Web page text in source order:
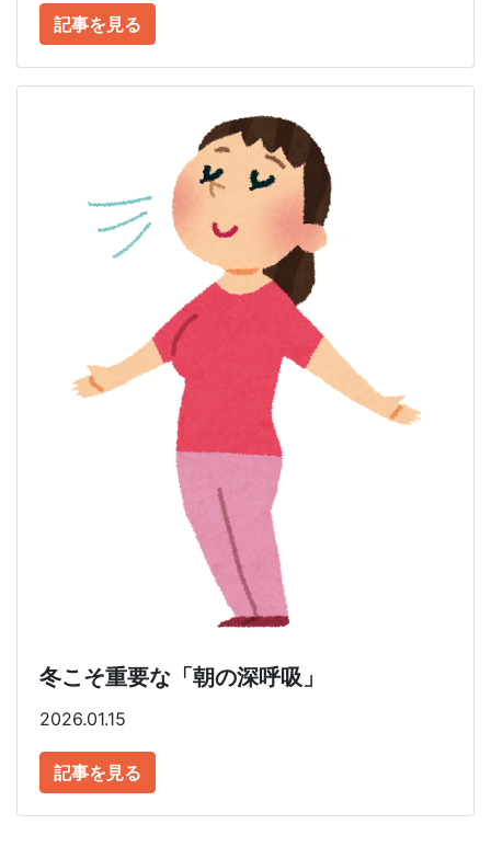
記事を見る
冬こそ重要な「朝の深呼吸」
2026.01.15
記事を見る